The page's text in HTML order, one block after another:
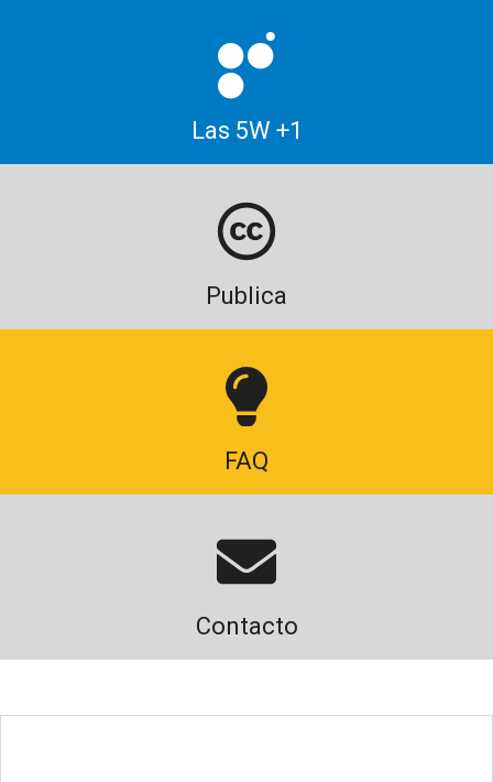
Las 5W +1
Publica
FAQ
Contacto